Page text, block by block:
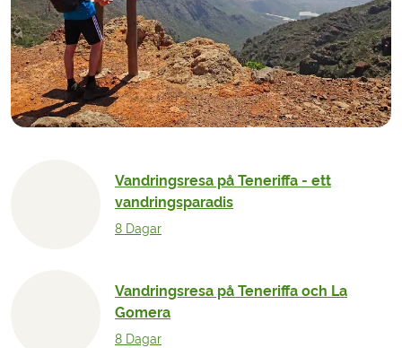
Vandringsresa på Teneriffa - ett
vandringsparadis
8 Dagar
Vandringsresa på Teneriffa och La
Gomera
8 Dagar